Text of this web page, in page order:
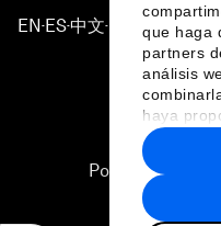
que haga
partners
análisis
haya
hecho de
EN ▪ES▪中文▪ 日本語
Política de